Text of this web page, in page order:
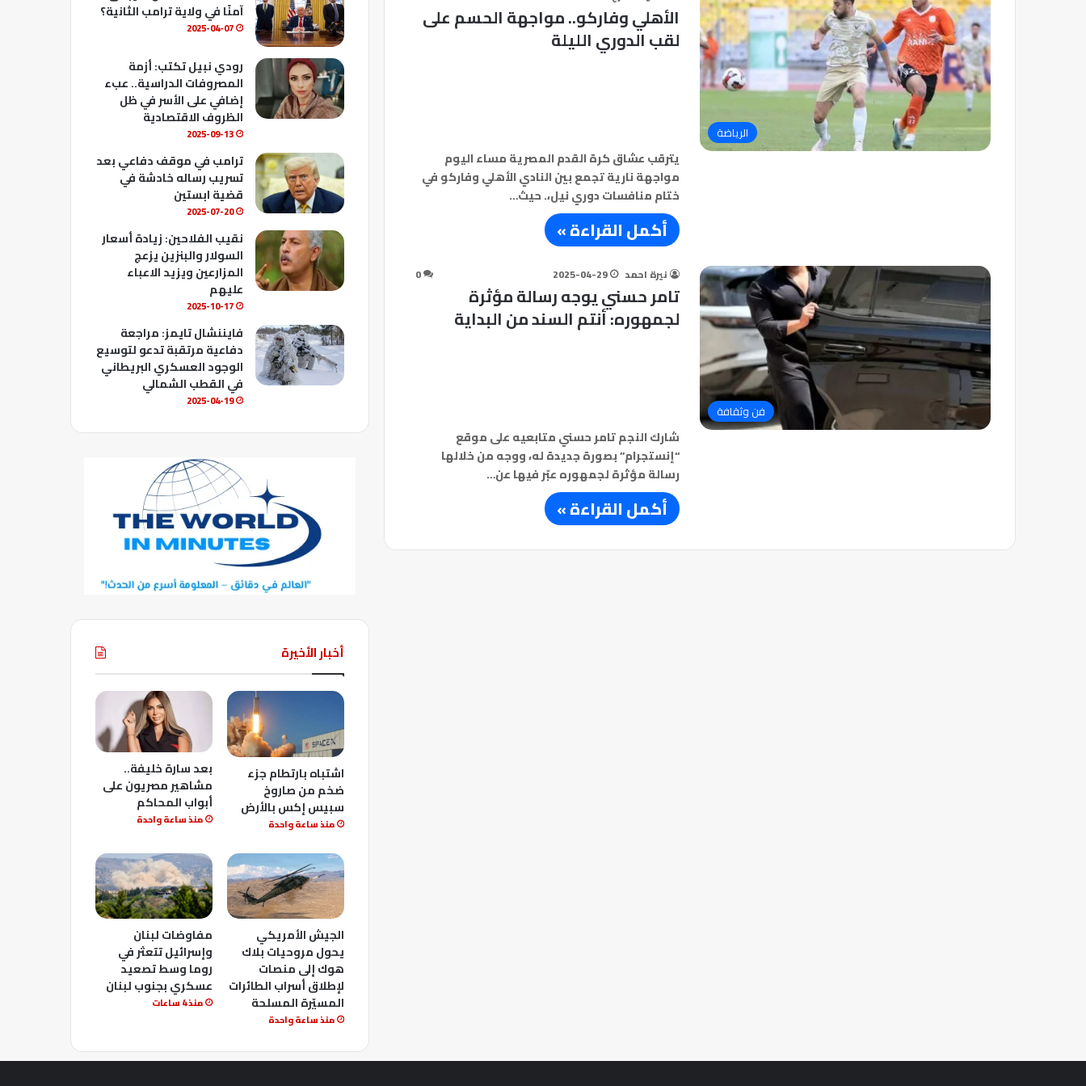
الرياضة
الأهلي وفاركو.. مواجهة الحسم على
لقب الدوري الليلة
يترقب عشاق كرة القدم المصرية مساء اليوم
مواجهة نارية تجمع بين النادي الأهلي وفاركو في
ختام منافسات دوري نيل،. حيث…
أكمل القراءة »
فن وثقافة
نيرة احمد 2025-04-29
0
تامر حسني يوجه رسالة مؤثرة
لجمهوره: أنتم السند من البداية
شارك النجم تامر حسني متابعيه على موقع
“إنستجرام” بصورة جديدة له، ووجه من خلالها
رسالة مؤثرة لجمهوره عبّر فيها عن…
أكمل القراءة »
b
e
آمنًا في ولاية ترامب الثانية؟
2025-04-07
رودي نبيل تكتب: أزمة
المصروفات الدراسية.. عبء
إضافي على الأسر في ظل
الظروف الاقتصادية
2025-09-13
ترامب في موقف دفاعي بعد
تسريب رساله خادشة في
قضية ابستين
2025-07-20
نقيب الفلاحين: زيادة أسعار
السولار والبنزين يزعج
المزارعين ويزيد الاعباء
عليهم
2025-10-17
فايننشال تايمز: مراجعة
دفاعية مرتقبة تدعو لتوسيع
الوجود العسكري البريطاني
في القطب الشمالي
2025-04-19
أخبار الأخيرة
اشتباه بارتطام جزء
ضخم من صاروخ
سبيس إكس بالأرض
منذ ساعة واحدة
بعد سارة خليفة..
مشاهير مصريون على
أبواب المحاكم
منذ ساعة واحدة
الجيش الأمريكي
يحول مروحيات بلاك
هوك إلى منصات
لإطلاق أسراب الطائرات
المسيّرة المسلحة
منذ ساعة واحدة
مفاوضات لبنان
وإسرائيل تتعثر في
روما وسط تصعيد
عسكري بجنوب لبنان
منذ 4 ساعات